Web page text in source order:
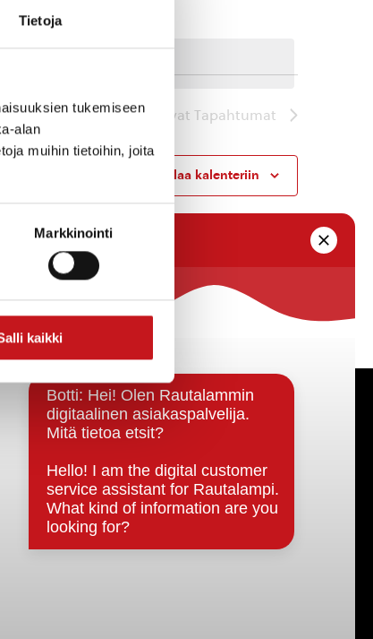
Tietoja
tukemiseen
alan
muihin tietoihin, joita
Markkinointi
kaikki
Seuraavat Tapahtumat
Tilaa kalenteriin
Päätöksenteko ja lähidemokratia
Päätökset, esityslistat & pöytäkirjat
Hallinto
Kunnanhallitus
Kunnanvaltuusto